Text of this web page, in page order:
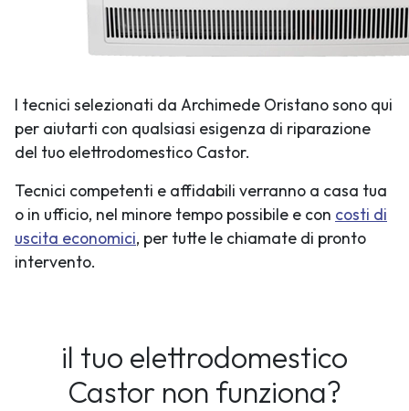
I tecnici selezionati da Archimede Oristano sono qui
per aiutarti con qualsiasi esigenza di riparazione
del tuo elettrodomestico Castor.
Tecnici competenti e affidabili verranno a casa tua
o in ufficio, nel minore tempo possibile e con costi di
uscita economici, per tutte le chiamate di pronto
intervento.
il tuo elettrodomestico
Castor non funziona?